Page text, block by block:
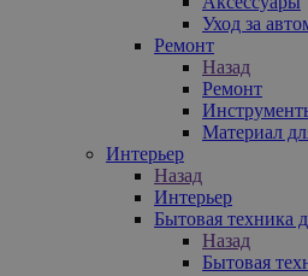
Уход за
Ремонт
Назад
Ремонт
Материал
Интерьер
Назад
Интерьер
Бытовая техника
Назад
Бытовая